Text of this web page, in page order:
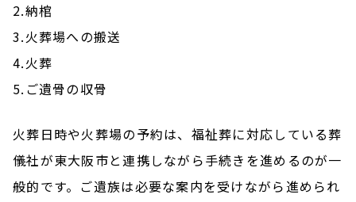
2.納棺
3.火葬場への搬送
4.火葬
5.ご遺骨の収骨
火葬日時や火葬場の予約は、福祉葬に対応している葬
儀社が東大阪市と連携しながら手続きを進めるのが一
般的です。ご遺族は必要な案内を受けながら進められ